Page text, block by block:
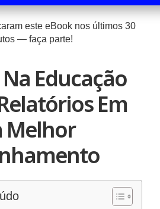
este eBook nos últimos 30
— faça parte!
Educação
Em
Melhor